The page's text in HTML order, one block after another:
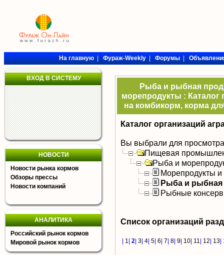
На главную|Фураж-Weekly|Форумы|
ВХОД В СИСТЕМУ
НОВОСТИ
Новости рынка кормов
Обзоры прессы
Новости компаний
АНАЛИТИКА
Российский рынок кормов
Мировой рынок кормов
Рыба и рыбная
морепродукты :
на комбикорм, корма
Каталог организаций
Вы выбрали для
Пищевая
Рыба и
Морепродукты и
Рыба и рыбная
Рыбные
Список организаций
1 2 3 4 5 6 7 8 9 10 11 12 13